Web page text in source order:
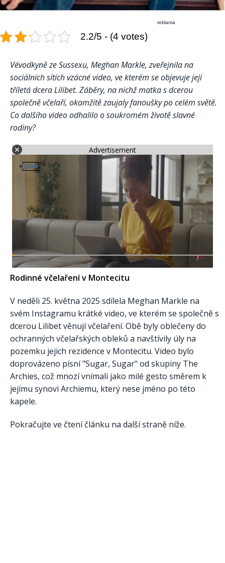
reklama
2.2/5 - (4 votes)
Vévodkyně ze Sussexu, Meghan Markle, zveřejnila na
sociálních sítích vzácné video, ve kterém se objevuje její
tříletá dcera Lilibet. Záběry, na nichž matka s dcerou
společně včelaří, okamžitě zaujaly fanoušky po celém světě.
Co dalšího video odhalilo o soukromém životě slavné
rodiny?
Advertisement
Rodinné včelaření v Montecitu
V neděli 25. května 2025 sdílela Meghan Markle na
svém Instagramu krátké video, ve kterém se společně s
dcerou Lilibet věnují včelaření. Obě byly oblečeny do
ochranných včelařských obleků a navštívily úly na
pozemku jejich rezidence v Montecitu. Video bylo
doprovázeno písní "Sugar, Sugar" od skupiny The
Archies, což mnozí vnímali jako milé gesto směrem k
jejímu synovi Archiemu, který nese jméno po této
kapele.
Pokračujte ve čtení článku na další straně níže.